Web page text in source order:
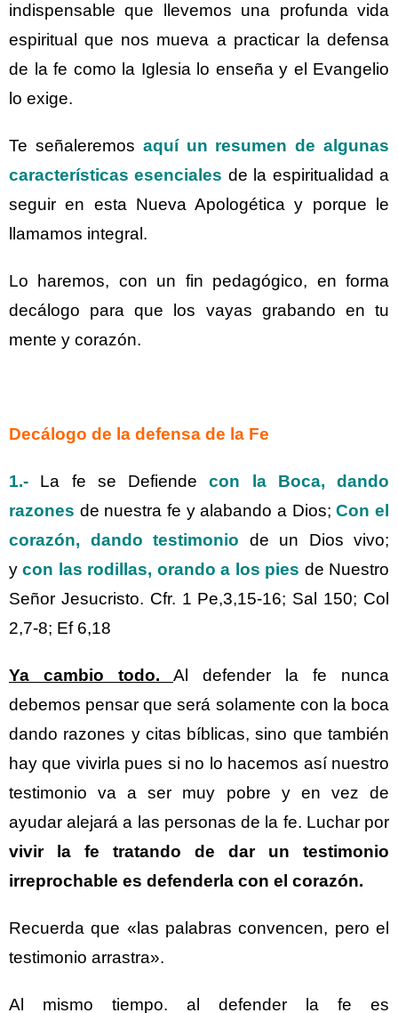
indispensable que llevemos una profunda vida
espiritual que nos mueva a practicar la defensa
de la fe como la Iglesia lo enseña y el Evangelio
lo exige.
Te señaleremos aquí un resumen de algunas
características esenciales de la espiritualidad a
seguir en esta Nueva Apologética y porque le
llamamos integral.
Lo haremos, con un fin pedagógico, en forma
decálogo para que los vayas grabando en tu
mente y corazón.
Decálogo de la defensa de la Fe
1.- La fe se Defiendecon la Boca, dando
razones de nuestra fe y alabando a Dios;Con el
corazón, dando testimonio de un Dios vivo;
ycon las rodillas, orando a los pies de Nuestro
Señor Jesucristo. Cfr. 1 Pe,3,15-16; Sal 150; Col
2,7-8; Ef 6,18
Ya cambio todo.
Al defender la fe nunca
debemos pensar que será solamente con la boca
dando razones y citas bíblicas, sino que también
hay que vivirla pues si no lo hacemos así nuestro
testimonio va a ser muy pobre y en vez de
ayudar alejará a las personas de la fe. Luchar por
vivir la fe tratando de dar un testimonio
irreprochable es defenderla con el corazón.
Recuerda que «las palabras convencen, pero el
testimonio arrastra».
Al mismo tiempo. al defender la fe es